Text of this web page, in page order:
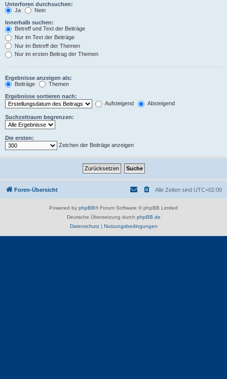
Unterforen durchsuchen:
Ja
Nein
Innerhalb suchen:
Betreff und Text der Beiträge
Nur im Text der Beiträge
Nur im Betreff der Themen
Nur im ersten Beitrag der Themen
Ergebnisse anzeigen als:
Beiträge
Themen
Ergebnisse sortieren nach:
Aufsteigend
Absteigend
Suchzeitraum begrenzen:
Die ersten:
Zeichen der Beiträge anzeigen
Foren-Übersicht Alle Zeiten sind UTC+02:00
Powered by phpBB® Forum Software © phpBB Limited
Deutsche Übersetzung durch phpBB.de
Datenschutz| Nutzungsbedingungen